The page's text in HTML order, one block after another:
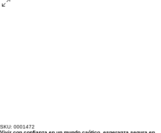
SKU: 0001472